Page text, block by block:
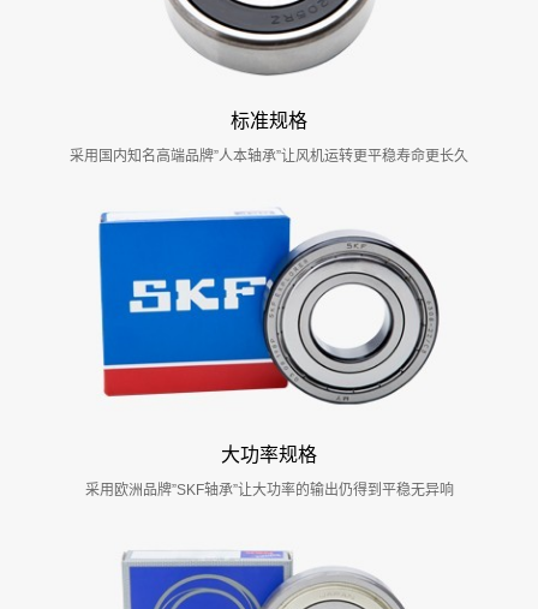
标准规格
采用国内知名高端品牌”人本轴承”让风机运转更平稳寿命更长久
大功率规格
采用欧洲品牌”SKF轴承”让大功率的输出仍得到平稳无异响